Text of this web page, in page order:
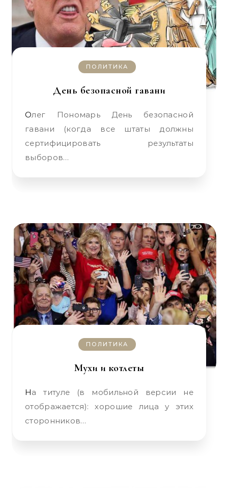
ПОЛИТИКА
День безопасной гавани
Олег Пономарь День безопасной
гавани (когда все штаты должны
сертифицировать результаты
выборов…
ПОЛИТИКА
Мухи и котлеты
На титуле (в мобильной версии не
отображается): хорошие лица у этих
сторонников…